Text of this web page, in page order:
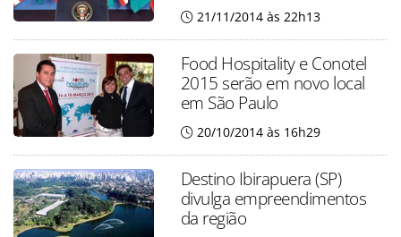
21/11/2014 às 22h13
Food Hospitality e Conotel
2015 serão em novo local
em São Paulo
20/10/2014 às 16h29
Destino Ibirapuera (SP)
divulga empreendimentos
da região